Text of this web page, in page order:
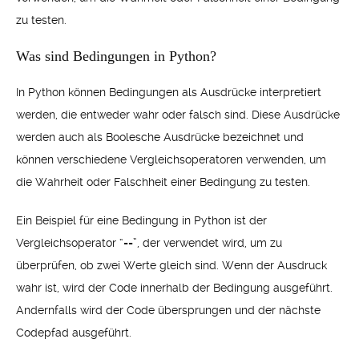
zu testen.
Was sind Bedingungen in Python?
In Python können Bedingungen als Ausdrücke interpretiert
werden, die entweder wahr oder falsch sind. Diese Ausdrücke
werden auch als Boolesche Ausdrücke bezeichnet und
können verschiedene Vergleichsoperatoren verwenden, um
die Wahrheit oder Falschheit einer Bedingung zu testen.
Ein Beispiel für eine Bedingung in Python ist der
Vergleichsoperator “==”, der verwendet wird, um zu
überprüfen, ob zwei Werte gleich sind. Wenn der Ausdruck
wahr ist, wird der Code innerhalb der Bedingung ausgeführt.
Andernfalls wird der Code übersprungen und der nächste
Codepfad ausgeführt.